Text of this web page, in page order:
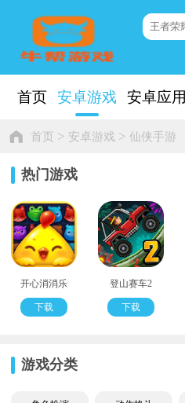
首页 安卓游戏 安卓应用
首页 > 安卓游戏 > 仙侠手游
热门游戏
开心消消乐
下载
登山赛车2
下载
游戏分类